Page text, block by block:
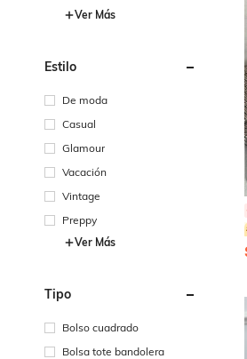
Ver Más
Estilo
De moda
Casual
Glamour
Vacación
Vintage
Preppy
Ver Más
Tipo
Bolso cuadrado
Bolsa tote bandolera